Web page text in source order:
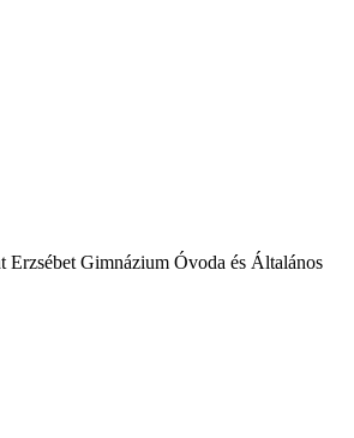
Erzsébet Gimnázium Óvoda és Általános